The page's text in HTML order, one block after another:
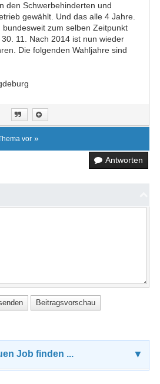
den Schwerbehinderten und
gewählt. Und das alle 4 Jahre.
zum selben Zeitpunkt
11. Nach 2014 ist nun wieder
Die folgenden Wahljahre sind
vor»
Antworten
Job finden ... ▼